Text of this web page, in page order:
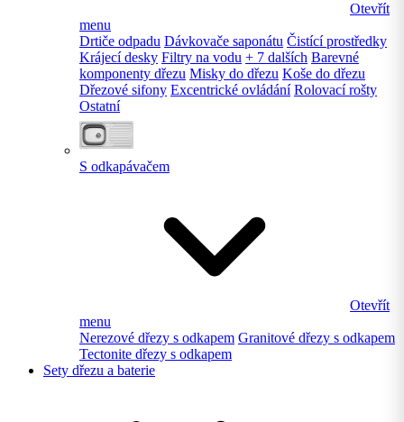
Otevřít
menu
Drtiče odpadu Dávkovače saponátu Čistící prostředky
Krájecí desky Filtry na vodu + 7 dalších Barevné
komponenty dřezu Misky do dřezu Koše do dřezu
Dřezové sifony Excentrické ovládání Rolovací rošty
Ostatní
S odkapávačem
Otevřít
menu
Nerezové dřezy s odkapem Granitové dřezy s odkapem
Tectonite dřezy s odkapem
Sety dřezu a baterie